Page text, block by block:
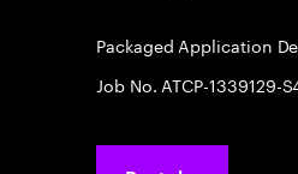
Packaged Application
Job No. ATCP-1339129-